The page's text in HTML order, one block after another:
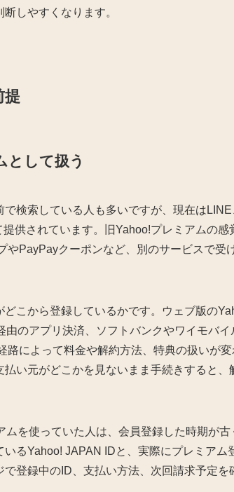
しやすくなります。
提
として扱う
検索している人も多いですが、現在は
供されています。旧Yahoo!プレミアムの
やPayPayクーポンなど、別のサービスで受
こから登録しているかです。ウェブ版の
由のアプリ決済、ソフトバンクやワイモバ
路によって料金や解約方法、特典の扱いが
払い元がどこかを見ないまま手続きすると
ムを使っていた人は、会員登録した時期が
いるYahoo! JAPAN IDと、実際にプレミアム
登録中のID、支払い方法、次回請求予定